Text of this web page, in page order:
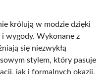
królują w modzie dzięki
i wygody. Wykonane z
się niezwykłą
stylem, który pasuje
jak i formalnych okazji.